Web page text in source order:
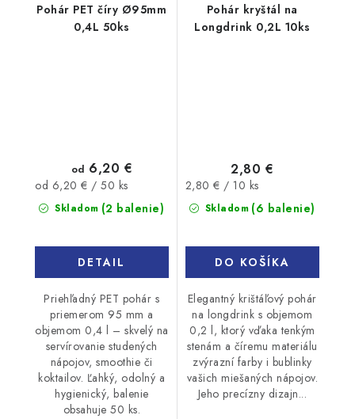
Pohár PET číry Ø95mm
0,4L 50ks
Skladom (2 balenie)
od 6,20 €
Jednotková
cena:
od 6,20 € / 50 ks
DETAIL
Priehľadný PET pohár s
priemerom 95 mm a
objemom 0,4 l – skvelý na
servírovanie studených
nápojov, smoothie či
koktailov. Ľahký, odolný a
hygienický, balenie
obsahuje 50 ks.
Pohár kryštál na
Longdrink 0,2L 10ks
Skladom (6 balenie)
2,80 €
Jednotková
cena:
2,80 € / 10 ks
DO KOŠÍKA
Elegantný krištáľový pohár
na longdrink s objemom
0,2 l, ktorý vďaka tenkým
stenám a číremu materiálu
zvýrazní farby i bublinky
vašich miešaných nápojov.
Jeho precízny dizajn...